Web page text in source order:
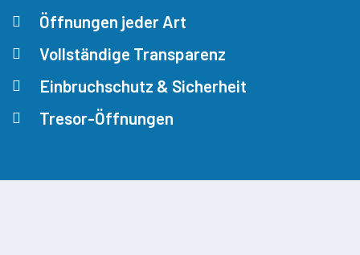
Öffnungen jeder Art
Vollständige Transparenz
Einbruchschutz & Sicherheit
Tresor-Öffnungen